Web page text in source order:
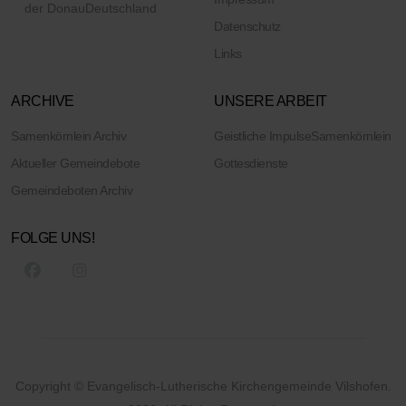
der Donau Deutschland
Datenschutz
Links
ARCHIVE
Samenkörnlein Archiv
Aktueller Gemeindebote
Gemeindeboten Archiv
UNSERE ARBEIT
Geistliche ImpulseSamenkörnlein
Gottesdienste
FOLGE UNS!
Copyright © Evangelisch-Lutherische Kirchengemeinde Vilshofen.